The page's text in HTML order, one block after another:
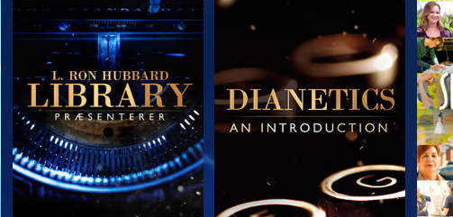
UDFORSK SERIEN UDFORSK SERIEN